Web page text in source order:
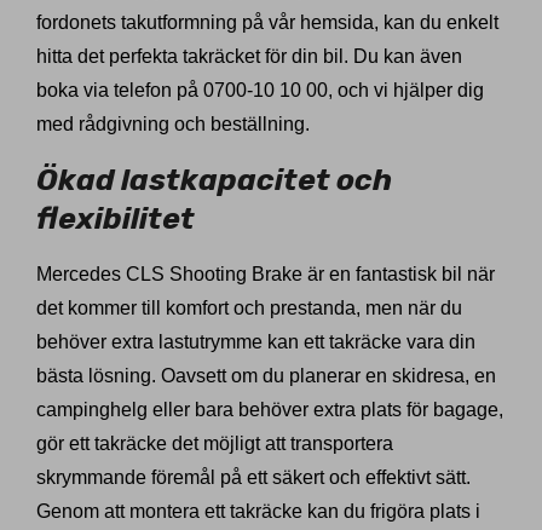
fordonets takutformning på vår hemsida, kan du enkelt
hitta det perfekta takräcket för din bil. Du kan även
boka via telefon på 0700-10 10 00, och vi hjälper dig
med rådgivning och beställning.
Ökad lastkapacitet och
flexibilitet
Mercedes CLS Shooting Brake är en fantastisk bil när
det kommer till komfort och prestanda, men när du
behöver extra lastutrymme kan ett takräcke vara din
bästa lösning. Oavsett om du planerar en skidresa, en
campinghelg eller bara behöver extra plats för bagage,
gör ett takräcke det möjligt att transportera
skrymmande föremål på ett säkert och effektivt sätt.
Genom att montera ett takräcke kan du frigöra plats i